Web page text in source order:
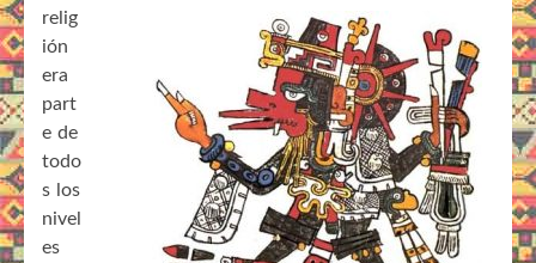
relig
ión
era
part
e de
todo
s los
nivel
es